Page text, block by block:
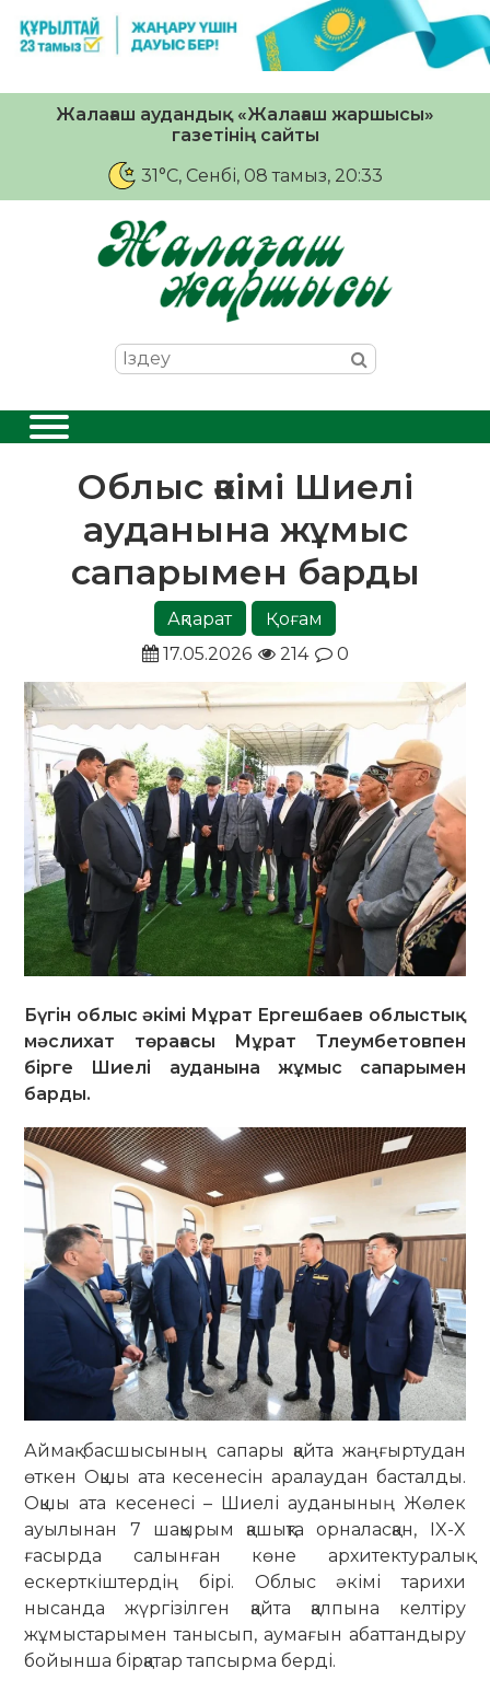
Жалағаш аудандық «Жалағаш жаршысы»
газетінің сайты
31°C, Сенбі, 08 тамыз, 20:33
Облыс әкімі Шиелі
ауданына жұмыс
сапарымен барды
Ақпарат
Қоғам
17.05.2026
214 0
Бүгін облыс әкімі Мұрат Ергешбаев облыстық
мәслихат төрағасы Мұрат Тлеумбетовпен
бірге Шиелі ауданына жұмыс сапарымен
барды.
Аймақ басшысының сапары қайта жаңғыртудан
өткен Оқшы ата кесенесін аралаудан басталды.
Оқшы ата кесенесі – Шиелі ауданының Жөлек
ауылынан 7 шақырым қашықта орналасқан, IX-X
ғасырда салынған көне архитектуралық
ескерткіштердің бірі. Облыс әкімі тарихи
нысанда жүргізілген қайта қалпына келтіру
жұмыстарымен танысып, аумағын абаттандыру
бойынша бірқатар тапсырма берді.